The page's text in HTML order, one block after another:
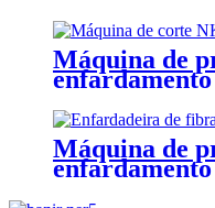
Máquina de
Máquina de